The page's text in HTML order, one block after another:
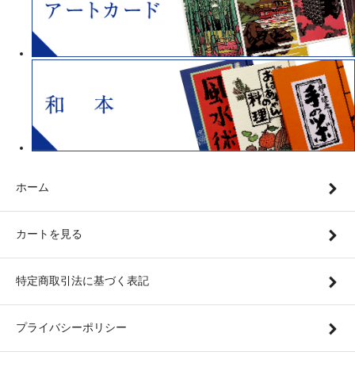
ホーム
カートを見る
特定商取引法に基づく表記
プライバシーポリシー